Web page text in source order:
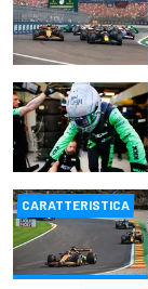
CARATTERISTICA